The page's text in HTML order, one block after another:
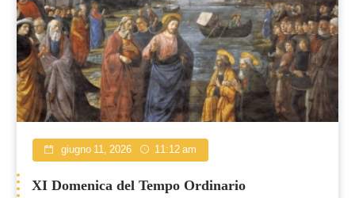
giugno 11, 2026 11:12 am
XI Domenica del Tempo Ordinario